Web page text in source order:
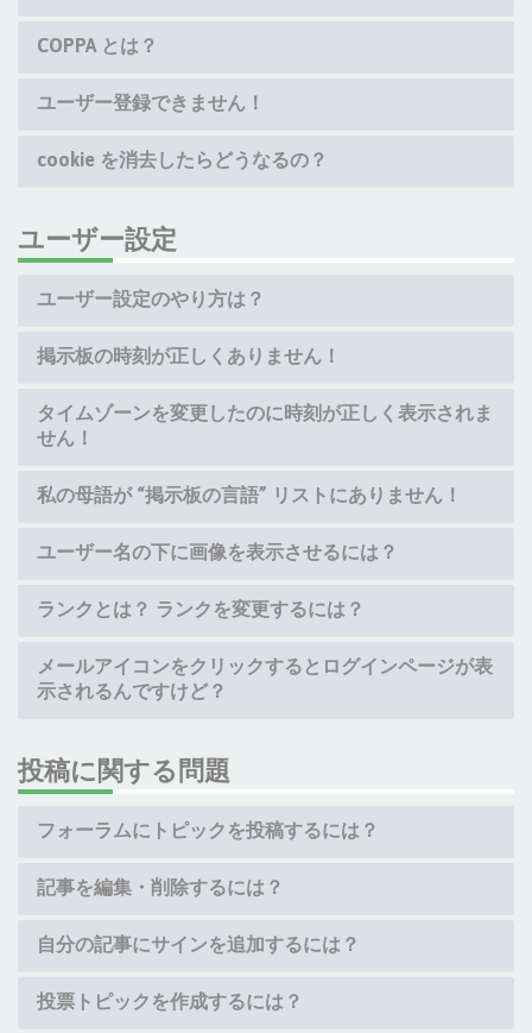
COPPA とは？
ユーザー登録できません！
cookie を消去したらどうなるの？
ユーザー設定
ユーザー設定のやり方は？
掲示板の時刻が正しくありません！
タイムゾーンを変更したのに時刻が正しく表示されま
せん！
私の母語が “掲示板の言語” リストにありません！
ユーザー名の下に画像を表示させるには？
ランクとは？ ランクを変更するには？
メールアイコンをクリックするとログインページが表
示されるんですけど？
投稿に関する問題
フォーラムにトピックを投稿するには？
記事を編集・削除するには？
自分の記事にサインを追加するには？
投票トピックを作成するには？